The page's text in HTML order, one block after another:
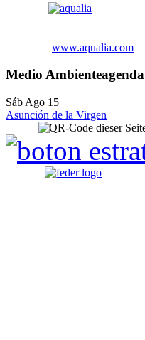
www.aqualia.com
Medio Ambienteagenda
Sáb Ago 15
Asunción de la Virgen